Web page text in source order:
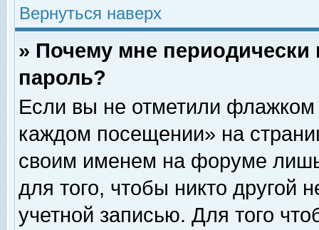
Вернуться наверх
» Почему мне
пароль?
Если вы не отметили флажком
каждом посещении» на
своим именем на форуме
для того, чтобы никто другой
учетной записью. Для того